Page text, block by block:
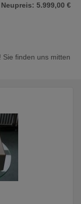
Neupreis: 5.999,00 €
finden uns mitten